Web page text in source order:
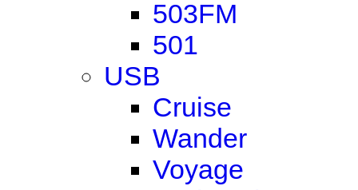
503FM
501
USB
Cruise
Wander
Voyage